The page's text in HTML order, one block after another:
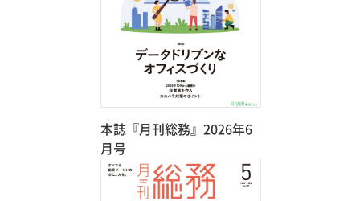
本誌『月刊総務』2026年6
月号